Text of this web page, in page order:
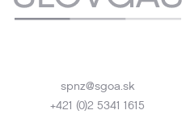
spnz@sgoa.sk
+421 (0)2 5341 1615